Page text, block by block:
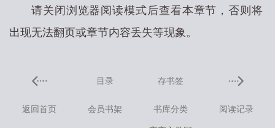
请关闭浏览器阅读模式后查看本章节，否则将
出现无法翻页或章节内容丢失等现象。
目录 存书签
返回首页 会员书架 书库分类 阅读记录